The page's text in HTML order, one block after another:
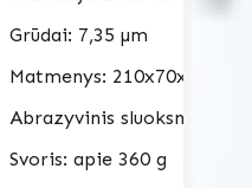
Grūdai: 7,35 µm
Matmenys: 210x70x10 mm
Abrazyvinis sluoksnis: 5 mm
Svoris: apie 360 ​​g